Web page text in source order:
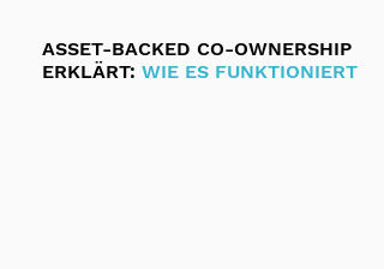
ASSET-BACKED CO-OWNERSHIP
ERKLÄRT: WIE ES FUNKTIONIERT